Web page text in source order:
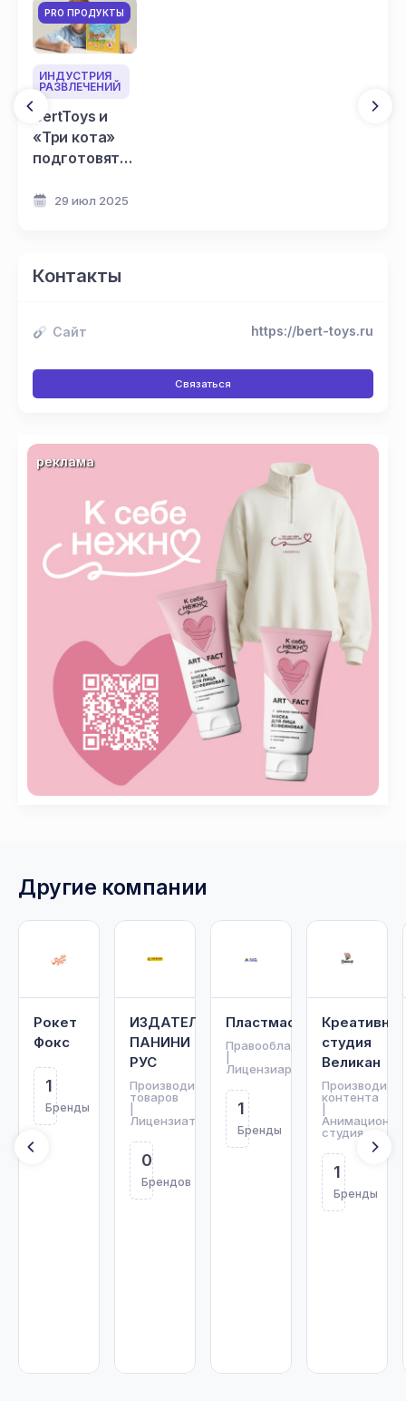
PRO ПРОДУКТЫ
ИНДУСТРИЯ
РАЗВЛЕЧЕНИЙ
BertToys и
«Три кота»
подготовят
школе29 июл 2025
Контакты
Сайт https://bert-toys.ru
Связаться
реклама
Другие компании
Рокет
Фокс
1
Бренды
ИЗДАТЕЛЬСТВО
ПАНИНИ
РУС
Производитель
товаров
Лицензиат
0
Брендов
Пластмастер
Правообладатель
Лицензиар
1
Бренды
Креативная
студия
Великан
контента
студия
1
Бренды